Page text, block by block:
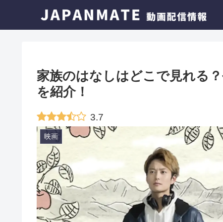
家族のはなしはどこで見れる
を紹介！
3.7
映画